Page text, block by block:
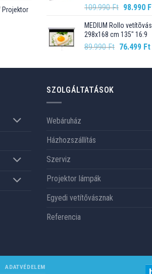
Projektor 109.990Ft Original
was:
109.990
98.990
MEDIUM Rollo
298x168 cm 135" 16:9
89.990Ft Original
was:
76.499 Ft
SZOLGÁLTATÁSOK
Webáruház
Házhozszállítás
Szerviz
Projektor lámpák
Egyedi vetítővásznak
Referencia
ADATVÉDELEM